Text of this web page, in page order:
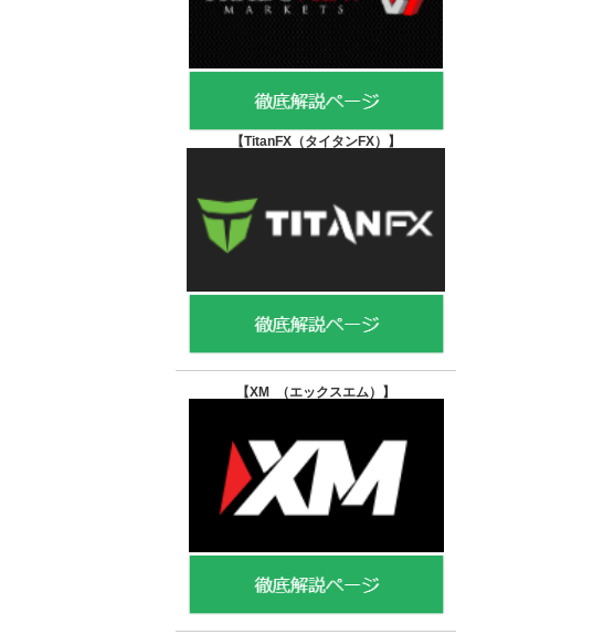
【TitanFX（タイタンFX） 】
【XM （エックスエム） 】